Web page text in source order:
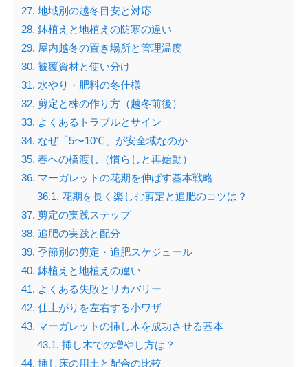
27. 地域別の越冬目安と対応
28. 鉢植えと地植えの防寒の違い
29. 屋内越冬の置き場所と管理温度
30. 被覆資材と使い分け
31. 水やり・肥料の冬仕様
32. 剪定と株の作り方（越冬前後）
33. よくあるトラブルとサイン
34. なぜ「5〜10℃」が安全域なのか
35. 春への橋渡し（慣らしと再始動）
36. マーガレットの花期を伸ばす基本戦略
36.1. 花期を長く楽しむ剪定と追肥のコツは？
37. 剪定の実践ステップ
38. 追肥の実践と配分
39. 季節別の剪定・追肥スケジュール
40. 鉢植えと地植えの違い
41. よくある失敗とリカバリー
42. 仕上がりを左右する小ワザ
43. マーガレットの挿し木を成功させる基本
43.1. 挿し木での増やし方は？
44. 挿し床の用土と配合の比較